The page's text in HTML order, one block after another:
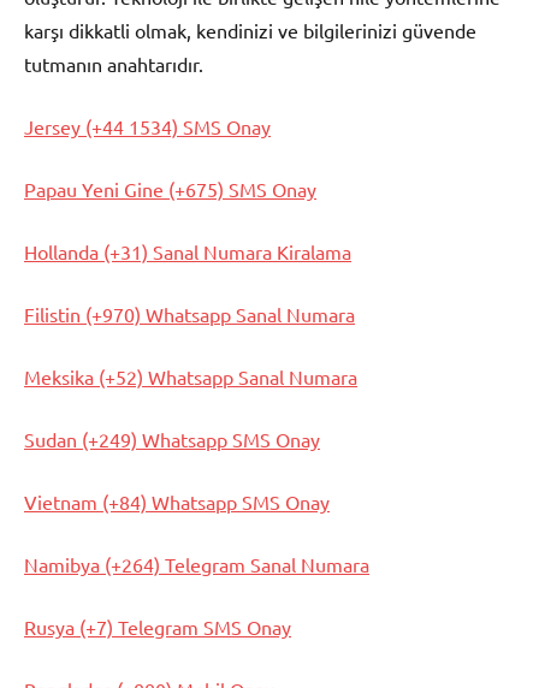
karşı dikkatli olmak, kendinizi ve bilgilerinizi güvende
tutmanın anahtarıdır.
Jersey (+44 1534) SMS Onay
Papau Yeni Gine (+675) SMS Onay
Hollanda (+31) Sanal Numara Kiralama
Filistin (+970) Whatsapp Sanal Numara
Meksika (+52) Whatsapp Sanal Numara
Sudan (+249) Whatsapp SMS Onay
Vietnam (+84) Whatsapp SMS Onay
Namibya (+264) Telegram Sanal Numara
Rusya (+7) Telegram SMS Onay